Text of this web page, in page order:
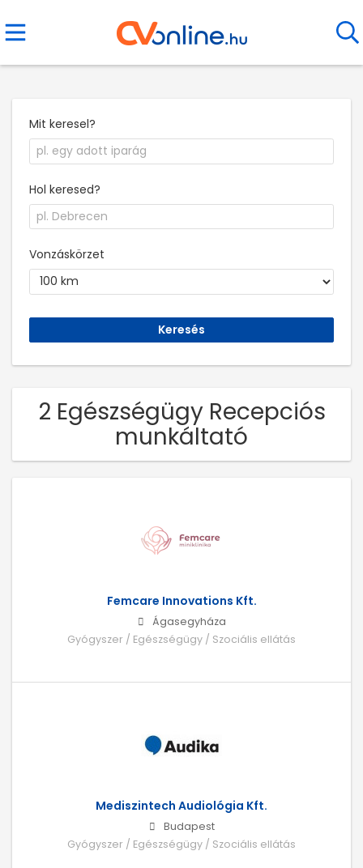
Mit keresel?
Hol keresed?
Vonzáskörzet
2 Egészségügy Recepciós
munkáltató
Femcare Innovations Kft.
Ágasegyháza
Gyógyszer / Egészségügy / Szociális ellátás
Mediszintech Audiológia Kft.
Budapest
Gyógyszer / Egészségügy / Szociális ellátás